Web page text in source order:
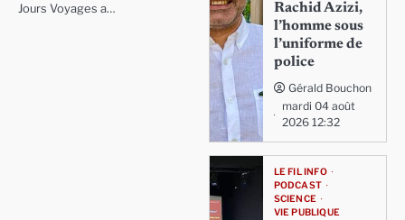
Jours Voyages a…
Rachid Azizi,
l’homme sous
l’uniforme de
police
Gérald Bouchon
mardi 04 août
2026 12:32
LE FIL INFO
PODCAST
SCIENCE
VIE PUBLIQUE